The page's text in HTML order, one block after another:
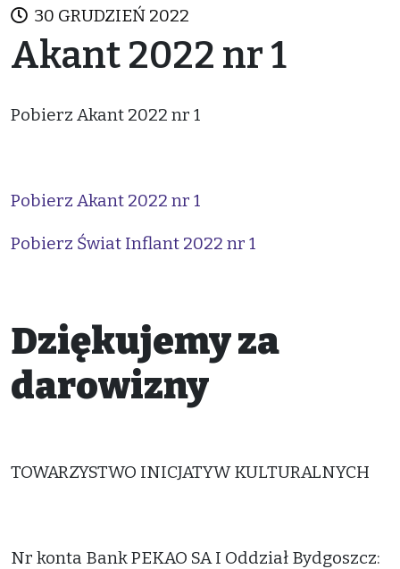
30 GRUDZIEŃ 2022
Akant 2022 nr 1
Pobierz Akant 2022 nr 1
Pobierz Akant 2022 nr 1
Pobierz Świat Inflant 2022 nr 1
Dziękujemy za
darowizny
TOWARZYSTWO INICJATYW KULTURALNYCH
Nr konta Bank PEKAO SA I Oddział Bydgoszcz: